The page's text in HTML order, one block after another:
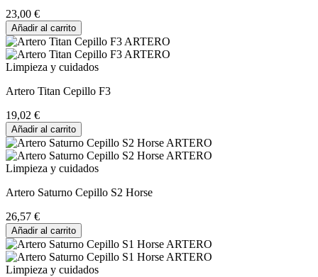
23,00 €
Añadir al carrito
Limpieza y cuidados
Artero Titan Cepillo F3
19,02 €
Añadir al carrito
Limpieza y cuidados
Artero Saturno Cepillo S2 Horse
26,57 €
Añadir al carrito
Limpieza y cuidados